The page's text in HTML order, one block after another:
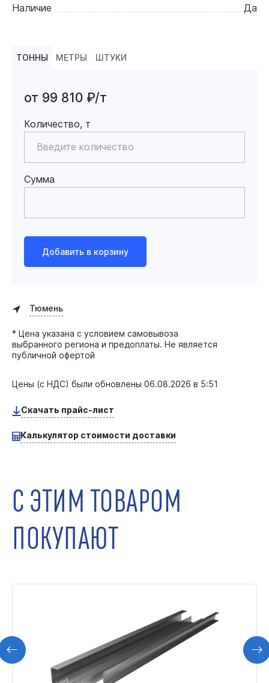
Наличие
Да
ТОННЫ МЕТРЫ ШТУКИ
от 99 810 ₽/т
Количество, т
Сумма
Добавить в корзину
Тюмень
* Цена указана с условием самовывоза
выбранного региона и предоплаты. Не является
публичной офертой
Цены (с НДС) были обновлены 06.08.2026 в 5:51
Скачать прайс-лист
Калькулятор стоимости доставки
С ЭТИМ ТОВАРОМ
ПОКУПАЮТ